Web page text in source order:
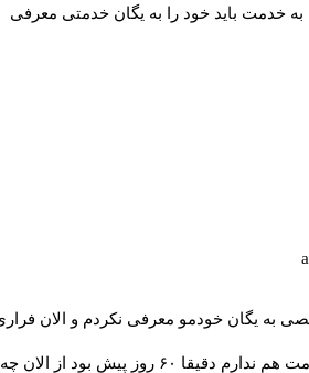
باید خود را به یگان خدمتی معرفی
یگان خودمو معرفی نکردم و الان فراری
هستم قصد ادامه خدمت هم ندارم دقیقا ۶۰ روز پیش بود از الان چه